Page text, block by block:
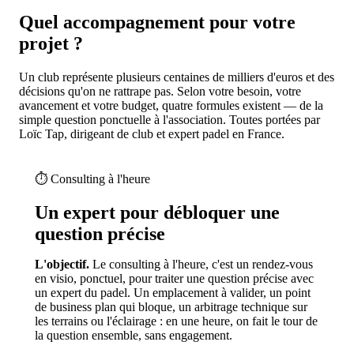
Quel accompagnement pour votre
projet ?
Un club représente plusieurs centaines de milliers d'euros et des
décisions qu'on ne rattrape pas. Selon votre besoin, votre
avancement et votre budget, quatre formules existent — de la
simple question ponctuelle à l'association. Toutes portées par
Loïc Tap, dirigeant de club et expert padel en France.
⏱️ Consulting à l'heure
Un expert pour débloquer une
question précise
L'objectif. Le consulting à l'heure, c'est un rendez-vous
en visio, ponctuel, pour traiter une question précise avec
un expert du padel. Un emplacement à valider, un point
de business plan qui bloque, un arbitrage technique sur
les terrains ou l'éclairage : en une heure, on fait le tour de
la question ensemble, sans engagement.